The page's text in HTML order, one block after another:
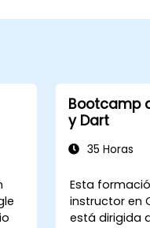
Bootcamp
y Dart
35 Horas
Esta
instructor en
está dirigida